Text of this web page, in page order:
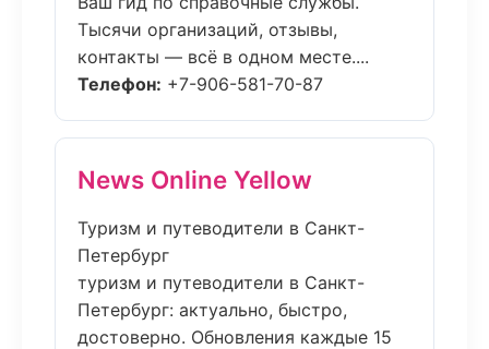
Тысячи организаций, отзывы,
контакты — всё в одном месте....
Телефон: +7-906-581-70-87
News Online Yellow
Туризм и путеводители в Санкт-
Петербург
туризм и путеводители в Санкт-
Петербург: актуально, быстро,
достоверно. Обновления каждые 15